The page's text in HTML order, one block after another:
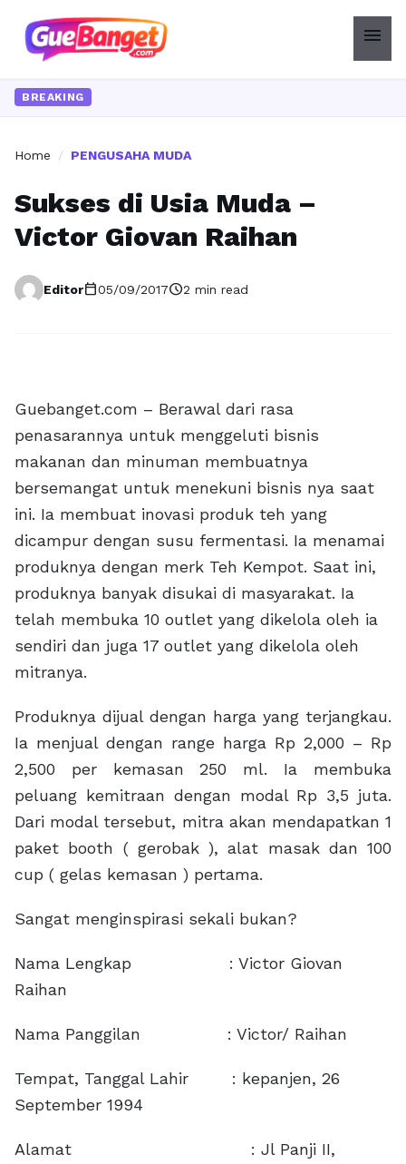
menu
BREAKING
Home / PENGUSAHA MUDA
Sukses di Usia Muda –
Victor Giovan Raihan
Editorcalendar_today05/09/2017schedule2 min read
Guebanget.com – Berawal dari rasa
penasarannya untuk menggeluti bisnis
makanan dan minuman membuatnya
bersemangat untuk menekuni bisnis nya saat
ini. Ia membuat inovasi produk teh yang
dicampur dengan susu fermentasi. Ia menamai
produknya dengan merk Teh Kempot. Saat ini,
produknya banyak disukai di masyarakat. Ia
telah membuka 10 outlet yang dikelola oleh ia
sendiri dan juga 17 outlet yang dikelola oleh
mitranya.
Produknya dijual dengan harga yang terjangkau.
Ia menjual dengan range harga Rp 2,000 – Rp
2,500 per kemasan 250 ml. Ia membuka
peluang kemitraan dengan modal Rp 3,5 juta.
Dari modal tersebut, mitra akan mendapatkan 1
paket booth ( gerobak ), alat masak dan 100
cup ( gelas kemasan ) pertama.
Sangat menginspirasi sekali bukan?
Nama Lengkap : Victor Giovan
Raihan
Nama Panggilan : Victor/ Raihan
Tempat, Tanggal Lahir : kepanjen, 26
September 1994
Alamat : Jl Panji II,